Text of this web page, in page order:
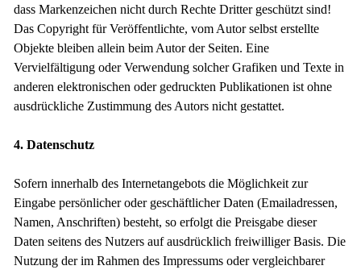
dass Markenzeichen nicht durch Rechte Dritter geschützt sind!
Das Copyright für Veröffentlichte, vom Autor selbst erstellte
Objekte bleiben allein beim Autor der Seiten. Eine
Vervielfältigung oder Verwendung solcher Grafiken und Texte in
anderen elektronischen oder gedruckten Publikationen ist ohne
ausdrückliche Zustimmung des Autors nicht gestattet.
4. Datenschutz
Sofern innerhalb des Internetangebots die Möglichkeit zur
Eingabe persönlicher oder geschäftlicher Daten (Emailadressen,
Namen, Anschriften) besteht, so erfolgt die Preisgabe dieser
Daten seitens des Nutzers auf ausdrücklich freiwilliger Basis. Die
Nutzung der im Rahmen des Impressums oder vergleichbarer